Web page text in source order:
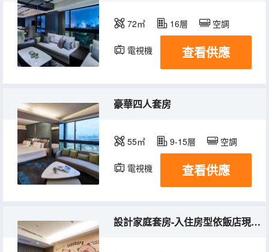
72㎡ 16層 空調
電視機 冰箱
查看供應
豪華四人套房
55㎡ 9-15層 空調
電視機 冰箱
查看供應
設計家庭套房-入住房型依飯店現場安排